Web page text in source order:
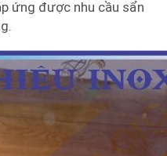
ứng được nhu cầu sẩn